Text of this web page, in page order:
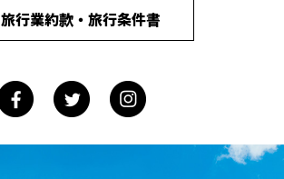
旅行業約款・旅行条件書